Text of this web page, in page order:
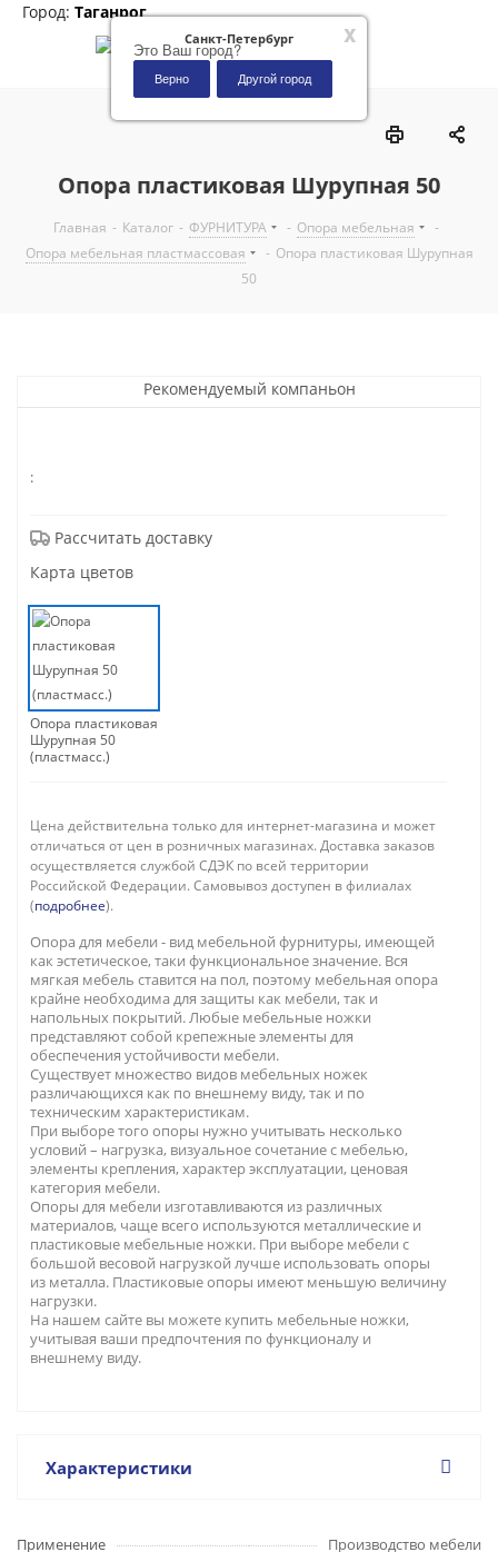
x
Санкт-Петербург
Это Ваш город?
Верно Другой город
Город: Таганрог
Опора пластиковая Шурупная 50
Главная - Каталог - ФУРНИТУРА - Опора мебельная
-
Опора мебельная пластмассовая
- Опора пластиковая Шурупная
50
Рекомендуемый компаньон
:
Рассчитать доставку
Карта цветов
Опора пластиковая
Шурупная 50
(пластмасс.)
Цена действительна только для интернет-магазина и может
отличаться от цен в розничных магазинах. Доставка заказов
осуществляется службой СДЭК по всей территории
Российской Федерации. Самовывоз доступен в филиалах
(подробнее).
Опора для мебели - вид мебельной фурнитуры, имеющей
как эстетическое, таки функциональное значение. Вся
мягкая мебель ставится на пол, поэтому мебельная опора
крайне необходима для защиты как мебели, так и
напольных покрытий. Любые мебельные ножки
представляют собой крепежные элементы для
обеспечения устойчивости мебели.
Существует множество видов мебельных ножек
различающихся как по внешнему виду, так и по
техническим характеристикам.
При выборе того опоры нужно учитывать несколько
условий – нагрузка, визуальное сочетание с мебелью,
элементы крепления, характер эксплуатации, ценовая
категория мебели.
Опоры для мебели изготавливаются из различных
материалов, чаще всего используются металлические и
пластиковые мебельные ножки. При выборе мебели с
большой весовой нагрузкой лучше использовать опоры
из металла. Пластиковые опоры имеют меньшую величину
нагрузки.
На нашем сайте вы можете купить мебельные ножки,
учитывая ваши предпочтения по функционалу и
внешнему виду.
Характеристики
Применение
Производство мебели